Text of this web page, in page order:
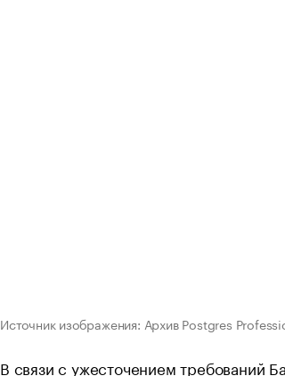
Источник изображения: Архив Postgres
В связи с ужесточением требований